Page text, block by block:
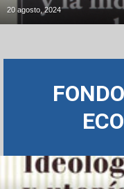
20 agosto, 2024